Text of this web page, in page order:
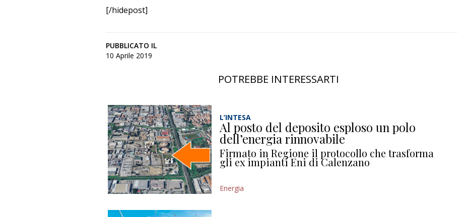
[/hidepost]
PUBBLICATO IL
10 Aprile 2019
POTREBBE INTERESSARTI
L’INTESA
Al posto del deposito esploso un polo
dell’energia rinnovabile
Firmato in Regione il protocollo che trasforma
gli ex impianti Eni di Calenzano
Energia